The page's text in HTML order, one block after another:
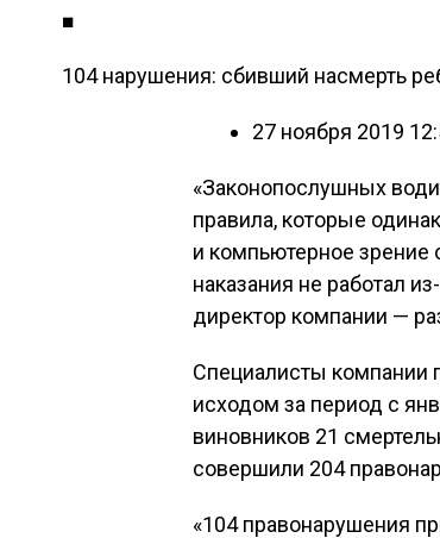
■
104 нарушения: сбивший насмерть
27 ноября 2019
«Законопослушных
правила, которые
и компьютерное зрение
наказания не работал
директор компании —
Специалисты компании
исходом за период с
виновников 21
совершили 204
«104 правонарушения